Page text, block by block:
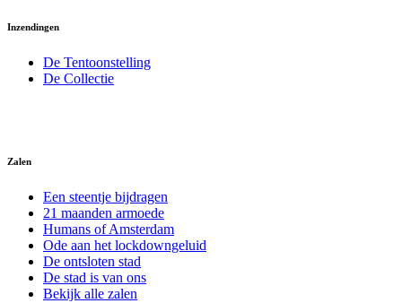
Inzendingen
De Tentoonstelling
De Collectie
Zalen
Een steentje bijdragen
21 maanden armoede
Humans of Amsterdam
Ode aan het lockdowngeluid
De ontsloten stad
De stad is van ons
Bekijk alle zalen